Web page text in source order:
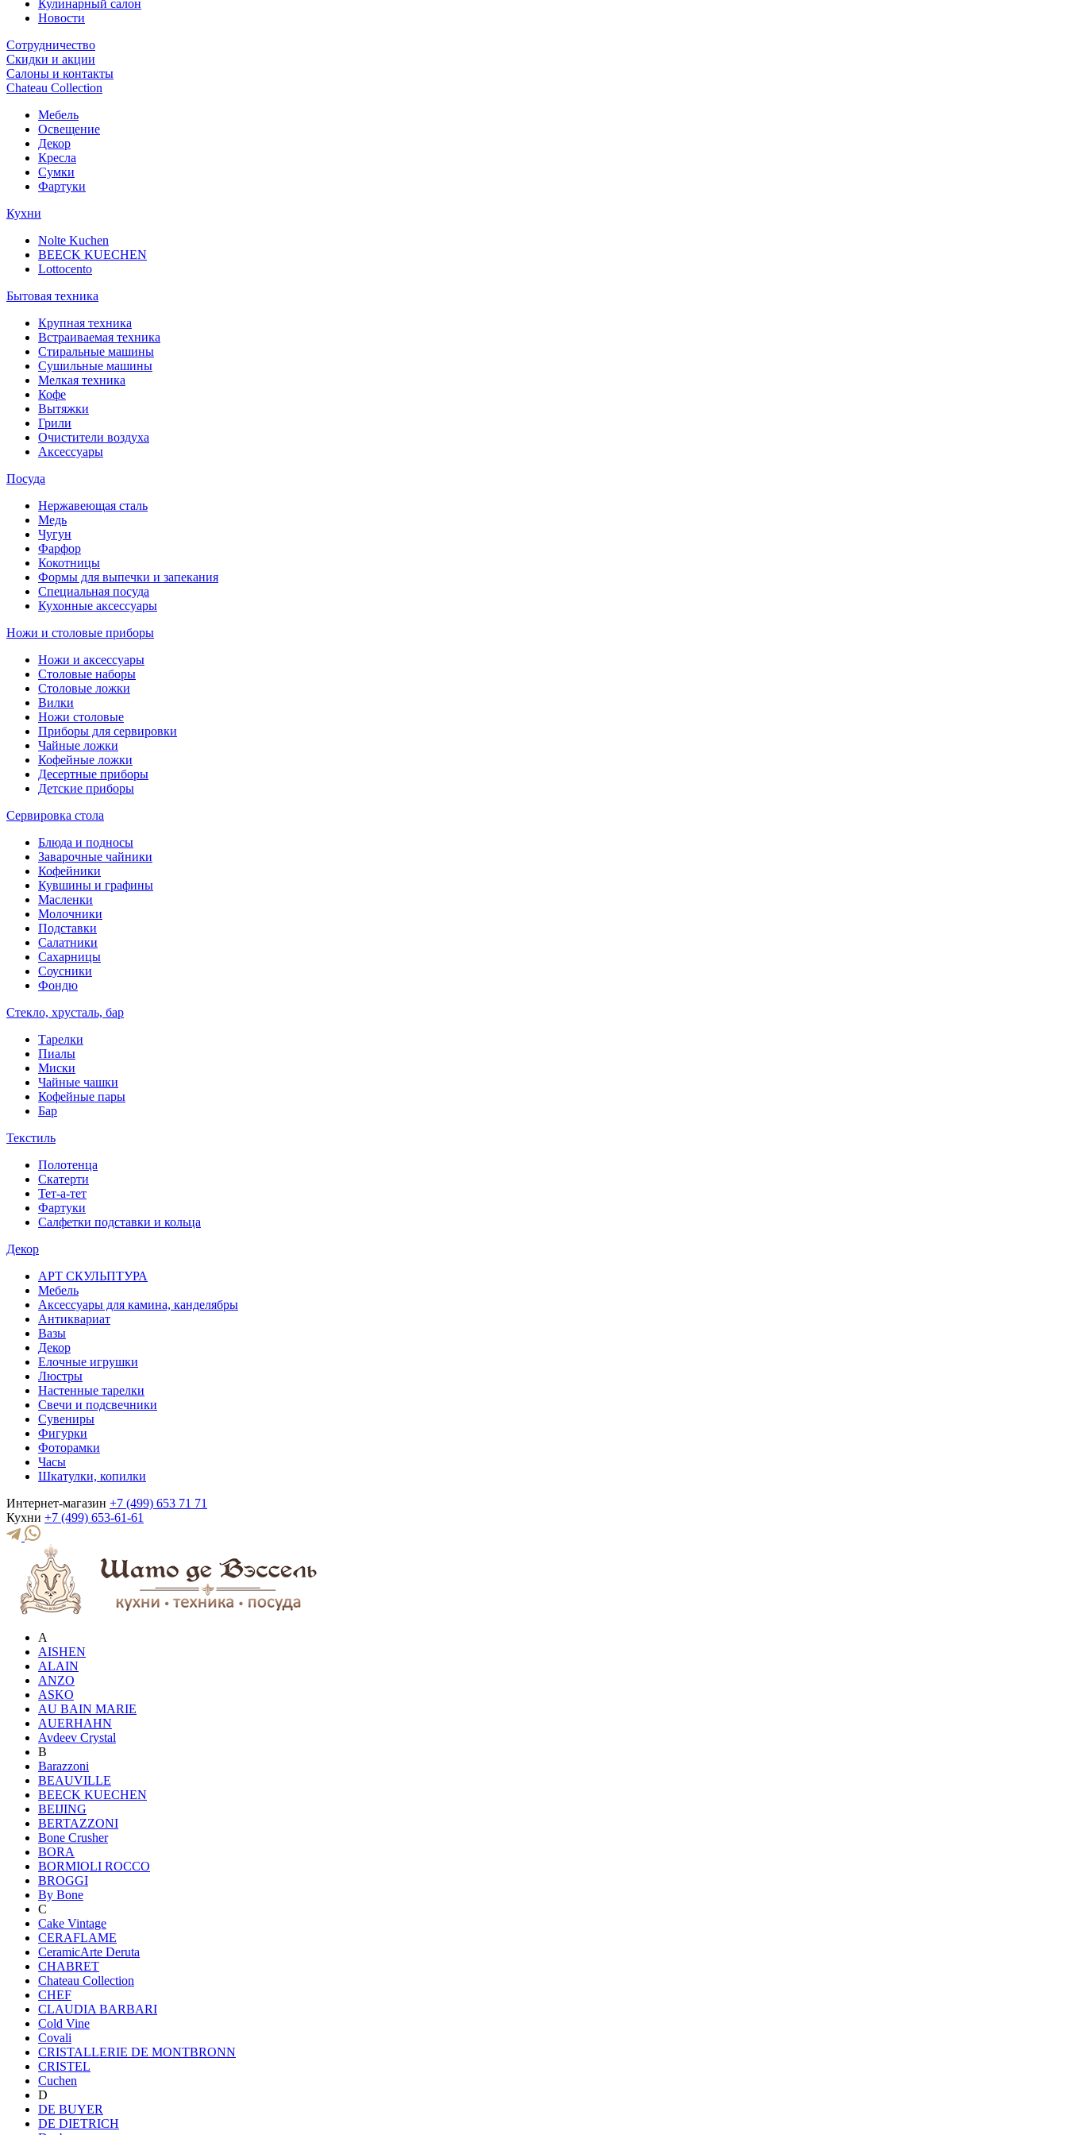
Кулинарный салон
Новости
Сотрудничество
Скидки и акции
Салоны и контакты
Chateau Collection
Мебель
Освещение
Декор
Кресла
Сумки
Фартуки
Кухни
Nolte Kuchen
BEECK KUECHEN
Lottocento
Бытовая техника
Крупная техника
Встраиваемая техника
Стиральные машины
Сушильные машины
Мелкая техника
Кофе
Вытяжки
Грили
Очистители воздуха
Аксессуары
Посуда
Нержавеющая сталь
Медь
Чугун
Фарфор
Кокотницы
Формы для выпечки и запекания
Специальная посуда
Кухонные аксессуары
Ножи и столовые приборы
Ножи и аксессуары
Столовые наборы
Столовые ложки
Вилки
Ножи столовые
Приборы для сервировки
Чайные ложки
Кофейные ложки
Десертные приборы
Детские приборы
Сервировка стола
Блюда и подносы
Заварочные чайники
Кофейники
Кувшины и графины
Масленки
Молочники
Подставки
Салатники
Сахарницы
Соусники
Фондю
Стекло, хрусталь, бар
Тарелки
Пиалы
Миски
Чайные чашки
Кофейные пары
Бар
Текстиль
Полотенца
Скатерти
Тет-а-тет
Фартуки
Салфетки подставки и кольца
Декор
АРТ СКУЛЬПТУРА
Мебель
Аксессуары для камина, канделябры
Антиквариат
Вазы
Декор
Елочные игрушки
Люстры
Настенные тарелки
Свечи и подсвечники
Сувениры
Фигурки
Фоторамки
Часы
Шкатулки, копилки
Интернет-магазин +7 (499) 653 71 71
Кухни +7 (499) 653-61-61
A
AISHEN
ALAIN
ANZO
ASKO
AU BAIN MARIE
AUERHAHN
Avdeev Crystal
B
Barazzoni
BEAUVILLE
BEECK KUECHEN
BEIJING
BERTAZZONI
Bone Crusher
BORA
BORMIOLI ROCCO
BROGGI
By Bone
C
Cake Vintage
CERAFLAME
CeramicArte Deruta
CHABRET
Chateau Collection
CHEF
CLAUDIA BARBARI
Cold Vine
Covali
CRISTALLERIE DE MONTBRONN
CRISTEL
Cuchen
D
DE BUYER
DE DIETRICH